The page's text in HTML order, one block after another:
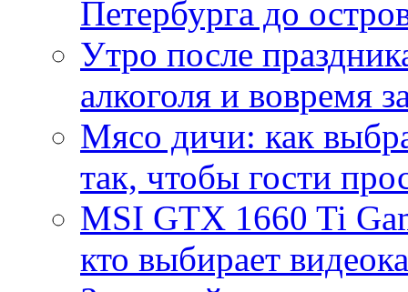
Петербурга до
Утро после
алкоголя и вовремя
Мясо дичи: как
так, чтобы гости
MSI GTX 1660 Ti
кто выбирает